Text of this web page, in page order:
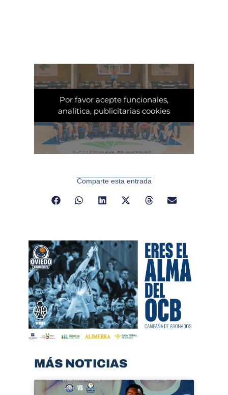
Por favor acepte funcionales,
analítica, publicitarias cookies
Comparte esta entrada
MÁS NOTICIAS